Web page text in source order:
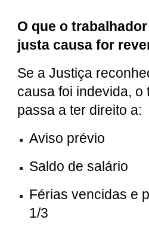
O que o
justa causa for
Se a Justiça
causa foi indevida, o
passa a ter direito a:
Aviso prévio
Saldo de salário
Férias vencidas e
1/3